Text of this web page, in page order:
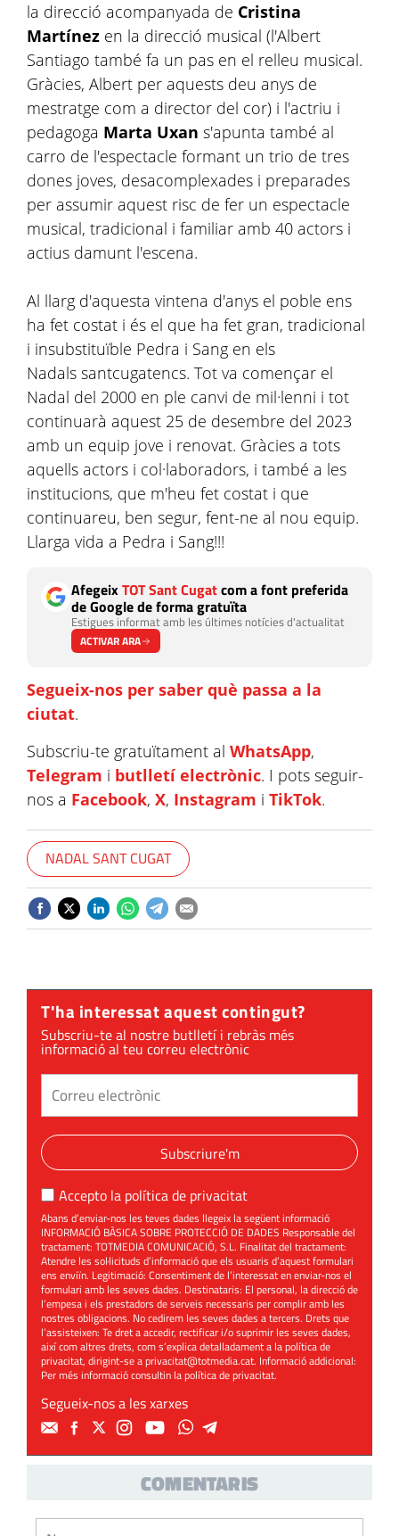
la direcció acompanyada de Cristina
Martínez en la direcció musical (l'Albert
Santiago també fa un pas en el relleu musical.
Gràcies, Albert per aquests deu anys de
mestratge com a director del cor) i l'actriu i
pedagoga Marta Uxan s'apunta també al
carro de l'espectacle formant un trio de tres
dones joves, desacomplexades i preparades
per assumir aquest risc de fer un espectacle
musical, tradicional i familiar amb 40 actors i
actius damunt l'escena.
Al llarg d'aquesta vintena d'anys el poble ens
ha fet costat i és el que ha fet gran, tradicional
i insubstituïble Pedra i Sang en els
Nadals santcugatencs. Tot va començar el
Nadal del 2000 en ple canvi de mil·lenni i tot
continuarà aquest 25 de desembre del 2023
amb un equip jove i renovat. Gràcies a tots
aquells actors i col·laboradors, i també a les
institucions, que m'heu fet costat i que
continuareu, ben segur, fent-ne al nou equip.
Llarga vida a Pedra i Sang!!!
AfegeixTOT Sant Cugatcom a font preferida
de Google de forma gratuïta
Estigues informat amb les últimes notícies d'actualitat
ACTIVAR ARA
Segueix-nos per saber què passa a la
ciutat.
Subscriu-te gratuïtament al WhatsApp,
Telegram i butlletí electrònic. I pots seguir-
nos a Facebook, X, Instagram i TikTok.
NADAL SANT CUGAT
T'ha interessat aquest contingut?
Subscriu-te al nostre butlletí i rebràs més
informació al teu correu electrònic
Subscriure'm
Accepto la política de privacitat
Abans d’enviar-nos les teves dades llegeix la següent informació
INFORMACIÓ BÀSICA SOBRE PROTECCIÓ DE DADES Responsable del
tractament: TOTMEDIA COMUNICACIÓ, S.L. Finalitat del tractament:
Atendre les sol·licituds d’informació que els usuaris d’aquest formulari
ens enviïn. Legitimació: Consentiment de l’interessat en enviar-nos el
formulari amb les seves dades. Destinataris: El personal, la direcció de
l’empesa i els prestadors de serveis necessaris per complir amb les
nostres obligacions. No cedirem les seves dades a tercers. Drets que
l’assisteixen: Te dret a accedir, rectificar i/o suprimir les seves dades,
així com altres drets, com s’explica detalladament a la política de
privacitat, dirigint-se aprivacitat@totmedia.cat. Informació addicional:
Per més informació consultin lapolítica de privacitat.
Segueix-nos a les xarxes
COMENTARIS